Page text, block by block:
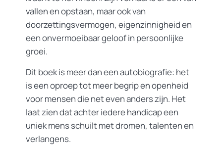
vallen en opstaan, maar ook van
doorzettingsvermogen, eigenzinnigheid en
een onvermoeibaar geloof in persoonlijke
groei.
Dit boek is meer dan een autobiografie: het
is een oproep tot meer begrip en openheid
voor mensen die net even anders zijn. Het
laat zien dat achter iedere handicap een
uniek mens schuilt met dromen, talenten en
verlangens.